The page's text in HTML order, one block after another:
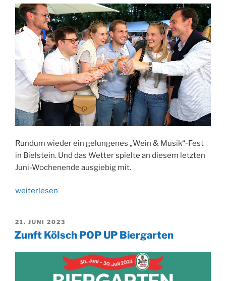
Rundum wieder ein gelungenes „Wein & Musik“-Fest
in Bielstein. Und das Wetter spielte an diesem letzten
Juni-Wochenende ausgiebig mit.
„„Wein
an
zwei
lauen
Sommerabenden“
weiterlesen
VERÖFFENTLICHT
AM
21. JUNI 2023
Zunft Kölsch POP UP Biergarten